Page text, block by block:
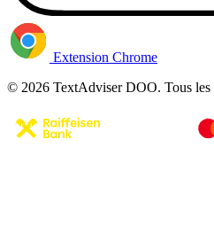
Extension Chrome
© 2026 TextAdviser DOO. Tous les